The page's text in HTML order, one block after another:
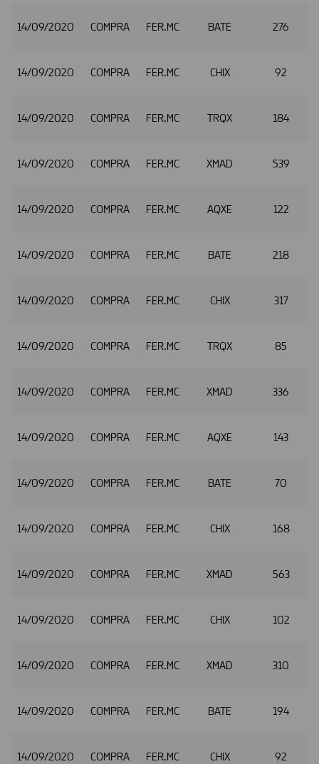
14/09/2020 COMPRA FER.MC BATE 276
14/09/2020 COMPRA FER.MC CHIX 92
14/09/2020 COMPRA FER.MC TRQX 184
14/09/2020 COMPRA FER.MC XMAD 539
14/09/2020 COMPRA FER.MC AQXE 122
14/09/2020 COMPRA FER.MC BATE 218
14/09/2020 COMPRA FER.MC CHIX 317
14/09/2020 COMPRA FER.MC TRQX 85
14/09/2020 COMPRA FER.MC XMAD 336
14/09/2020 COMPRA FER.MC AQXE 143
14/09/2020 COMPRA FER.MC BATE 70
14/09/2020 COMPRA FER.MC CHIX 168
14/09/2020 COMPRA FER.MC XMAD 563
14/09/2020 COMPRA FER.MC CHIX 102
14/09/2020 COMPRA FER.MC XMAD 310
14/09/2020 COMPRA FER.MC BATE 194
14/09/2020 COMPRA FER.MC CHIX 92